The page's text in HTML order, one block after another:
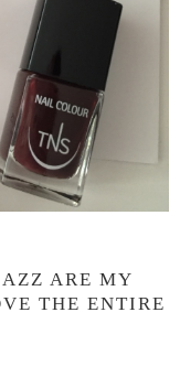
ARE MY
THE ENTIRE